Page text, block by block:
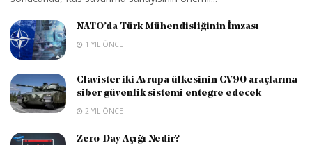
NATO’da Türk Mühendisliğinin İmzası
1 YIL ÖNCE
Clavister iki Avrupa ülkesinin CV90 araçlarına
siber güvenlik sistemi entegre edecek
2 YIL ÖNCE
Zero-Day Açığı Nedir?